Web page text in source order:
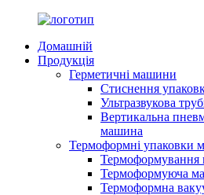
Домашній
Продукція
Герметичні машини
Стиснення
Ультразвукова
Вертикальна
машина
Термоформні упаковки
Термоформування
Термоформуюча
Термоформна